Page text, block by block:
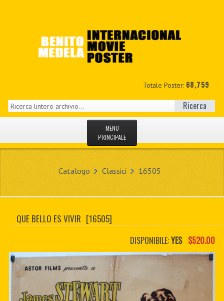
Totale Poster: 68,759
Ricerca
MENU
PRINCIPALE
IL MIO CONTO
CONTATTO
CUSTOM PDF
Catalogo Classici 16505
QUE BELLO ES VIVIR [16505]
DISPONIBILE:YES $520.00